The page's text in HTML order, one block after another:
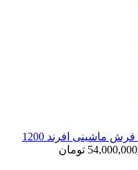
فرش ماشینی افرند 1200
54,000,000 تومان